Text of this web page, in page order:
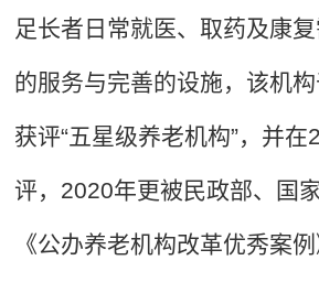
足长者日常就医、取药及康
的服务与完善的设施，该机
获评“五星级养老机构”，并在
评，2020年更被民政部、国
《公办养老机构改革优秀案例